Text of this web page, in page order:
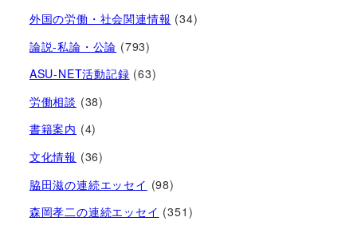
外国の労働・社会関連情報 (34)
論説-私論・公論 (793)
ASU-NET活動記録 (63)
労働相談 (38)
書籍案内 (4)
文化情報 (36)
脇田滋の連続エッセイ (98)
森岡孝二の連続エッセイ (351)